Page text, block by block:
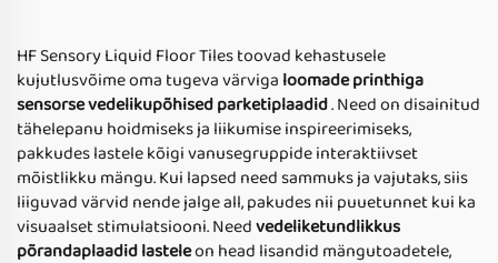
Vehete Korrustellid
HF Sensory Liquid Floor Tiles toovad kehastusele
kujutlusvõime oma tugeva värviga loomade printhiga
sensorse vedelikupõhised parketiplaadid. Need on disainitud
tähelepanu hoidmiseks ja liikumise inspireerimiseks,
pakkudes lastele kõigi vanusegruppide interaktiivset
mõistlikku mängu. Kui lapsed need sammuks ja vajutaks, siis
liiguvad värvid nende jalge all, pakudes nii puuetunnet kui ka
visuaalset stimulatsiooni. Needvedeliketundlikkus
põrandaplaadid lasteleon head lisandid mängutoadetele,